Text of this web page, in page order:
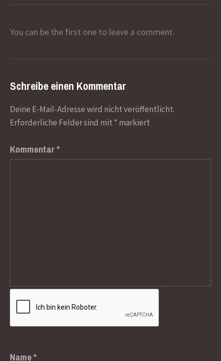
You can be the first one to leave a comment.
Schreibe einen Kommentar
Deine E-Mail-Adresse wird nicht veröffentlicht.
Erforderliche Felder sind mit * markiert
Kommentar*
Name*